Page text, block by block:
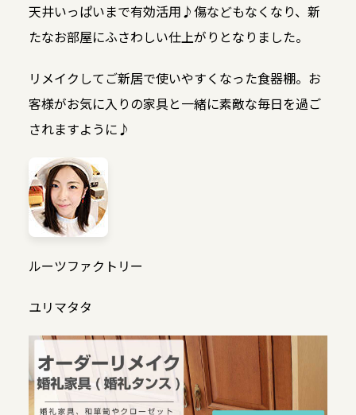
天井いっぱいまで有効活用♪傷などもなくなり、新
たなお部屋にふさわしい仕上がりとなりました。
リメイクしてご新居で使いやすくなった食器棚。お
客様がお気に入りの家具と一緒に素敵な毎日を過ご
されますように♪
ルーツファクトリー
ユリマタタ